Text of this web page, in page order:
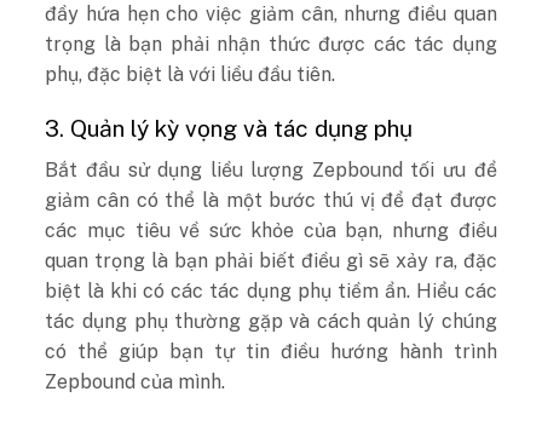
đầy hứa hẹn cho việc giảm cân, nhưng điều quan
trọng là bạn phải nhận thức được các tác dụng
phụ, đặc biệt là với liều đầu tiên.
3. Quản lý kỳ vọng và tác dụng phụ
Bắt đầu sử dụng liều lượng Zepbound tối ưu để
giảm cân có thể là một bước thú vị để đạt được
các mục tiêu về sức khỏe của bạn, nhưng điều
quan trọng là bạn phải biết điều gì sẽ xảy ra, đặc
biệt là khi có các tác dụng phụ tiềm ẩn. Hiểu các
tác dụng phụ thường gặp và cách quản lý chúng
có thể giúp bạn tự tin điều hướng hành trình
Zepbound của mình.